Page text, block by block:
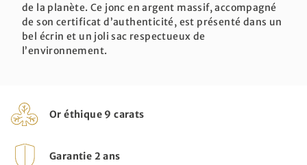
de la planète. Ce jonc en argent massif, accompagné
de son certificat d’authenticité, est présenté dans un
bel écrin et un joli sac respectueux de
l’environnement.
Or éthique 9 carats
Garantie 2 ans